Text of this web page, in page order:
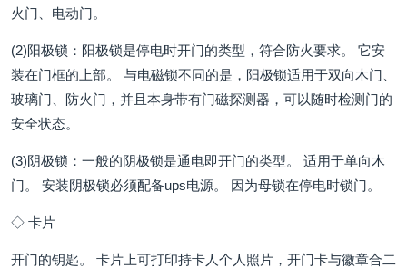
火门、电动门。
(2)阳极锁：阳极锁是停电时开门的类型，符合防火要求。 它安
装在门框的上部。 与电磁锁不同的是，阳极锁适用于双向木门、
玻璃门、防火门，并且本身带有门磁探测器，可以随时检测门的
安全状态。
(3)阴极锁：一般的阴极锁是通电即开门的类型。 适用于单向木
门。 安装阴极锁必须配备ups电源。 因为母锁在停电时锁门。
◇ 卡片
开门的钥匙。 卡片上可打印持卡人个人照片，开门卡与徽章合二